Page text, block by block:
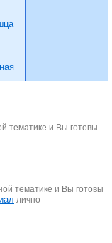
тематике и Вы готовы
тематике и Вы готовы
лично